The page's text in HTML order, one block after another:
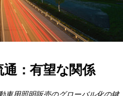
：有望な関係